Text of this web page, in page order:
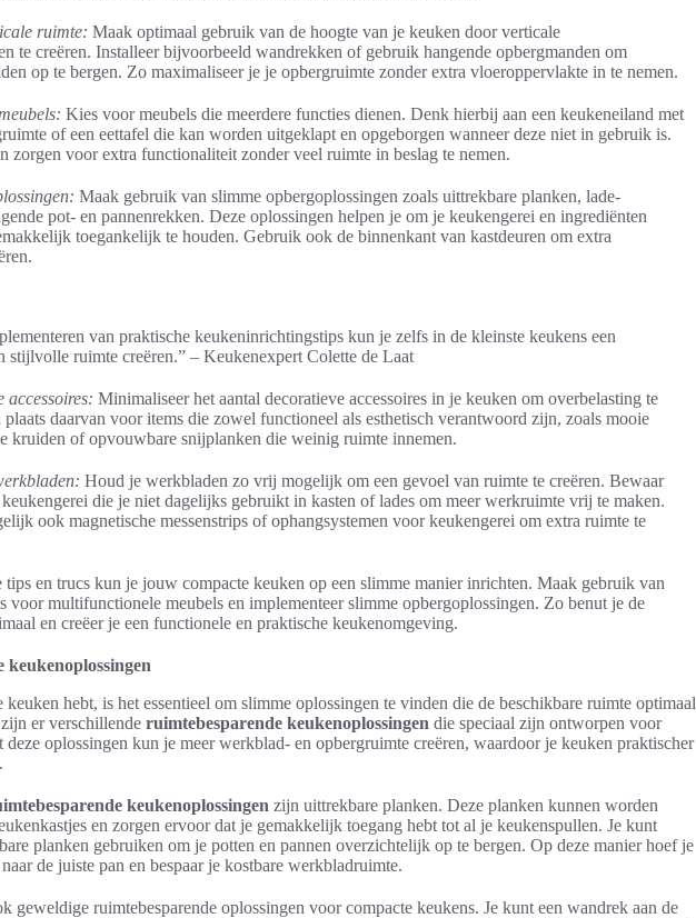
ruimte: Maak optimaal gebruik van de hoogte van je keuken door verticale
te creëren. Installeer bijvoorbeeld wandrekken of gebruik hangende opbergmanden om
op te bergen. Zo maximaliseer je je opbergruimte zonder extra vloeroppervlakte in te nemen.
Kies voor meubels die meerdere functies dienen. Denk hierbij aan een keukeneiland met
of een eettafel die kan worden uitgeklapt en opgeborgen wanneer deze niet in gebruik is.
zorgen voor extra functionaliteit zonder veel ruimte in beslag te nemen.
Maak gebruik van slimme opbergoplossingen zoals uittrekbare planken, lade-
pot- en pannenrekken. Deze oplossingen helpen je om je keukengerei en ingrediënten
toegankelijk te houden. Gebruik ook de binnenkant van kastdeuren om extra
van praktische keukeninrichtingstips kun je zelfs in de kleinste keukens een
stijlvolle ruimte creëren.” – Keukenexpert Colette de Laat
accessoires: Minimaliseer het aantal decoratieve accessoires in je keuken om overbelasting te
daarvan voor items die zowel functioneel als esthetisch verantwoord zijn, zoals mooie
kruiden of opvouwbare snijplanken die weinig ruimte innemen.
Houd je werkbladen zo vrij mogelijk om een gevoel van ruimte te creëren. Bewaar
die je niet dagelijks gebruikt in kasten of lades om meer werkruimte vrij te maken.
ook magnetische messenstrips of ophangsystemen voor keukengerei om extra ruimte te
tips en trucs kun je jouw compacte keuken op een slimme manier inrichten. Maak gebruik van
voor multifunctionele meubels en implementeer slimme opbergoplossingen. Zo benut je de
en creëer je een functionele en praktische keukenomgeving.
keukenoplossingen
keuken hebt, is het essentieel om slimme oplossingen te vinden die de beschikbare ruimte optimaal
er verschillende ruimtebesparende keukenoplossingen die speciaal zijn ontworpen voor
oplossingen kun je meer werkblad- en opbergruimte creëren, waardoor je keuken praktischer
keukenoplossingen zijn uittrekbare planken. Deze planken kunnen worden
en zorgen ervoor dat je gemakkelijk toegang hebt tot al je keukenspullen. Je kunt
planken gebruiken om je potten en pannen overzichtelijk op te bergen. Op deze manier hoef je
de juiste pan en bespaar je kostbare werkbladruimte.
geweldige ruimtebesparende oplossingen voor compacte keukens. Je kunt een wandrek aan de